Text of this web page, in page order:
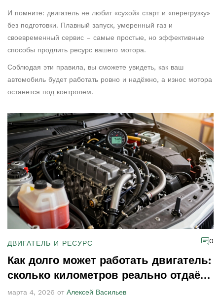
И помните: двигатель не любит «сухой» старт и «перегрузку»
без подготовки. Плавный запуск, умеренный газ и
своевременный сервис – самые простые, но эффективные
способы продлить ресурс вашего мотора.
Соблюдая эти правила, вы сможете увидеть, как ваш
автомобиль будет работать ровно и надёжно, а износ мотора
останется под контролем.
ДВИГАТЕЛЬ И РЕСУРС 0
Как долго может работать двигатель:
сколько километров реально отдаёт
мотор и как продлить его жизнь
марта 4, 2026 от Алексей Васильев